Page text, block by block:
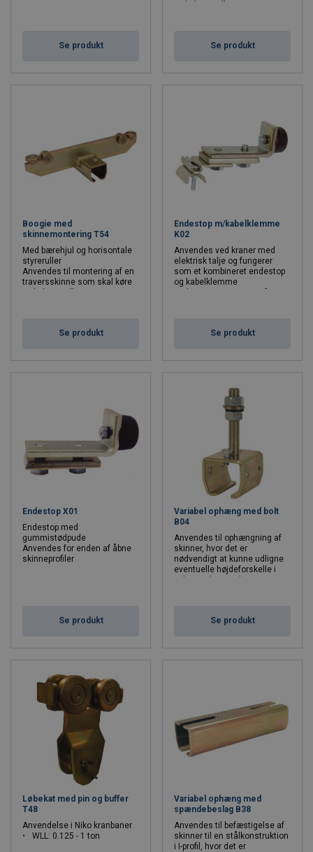
Se produkt Se produkt
Boogie med
skinnemontering T54
Med bærehjul og horisontale
styreruller
Anvendes til montering af en
traversskinne som skal køre
Se produkt
Endestop m/kabelklemme
K02
Anvendes ved kraner med
elektrisk talje og fungerer
som et kombineret endestop
og kabelklemme
Se produkt
Endestop X01
Endestop med
gummistødpude
Anvendes for enden af åbne
skinneprofiler
Se produkt
Variabel ophæng med bolt
B04
Anvendes til ophængning af
skinner, hvor det er
nødvendigt at kunne udligne
eventuelle højdeforskelle i
Se produkt
Løbekat med pin og buffer
T48
Anvendelse i Niko kranbaner
WLL: 0.125 - 1 ton
Variabel ophæng med
spændebeslag B38
Anvendes til befæstigelse af
skinner til en stålkonstruktion
i I-profil, hvor det er